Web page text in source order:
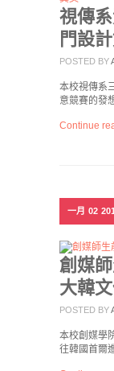
視傳
門設
POSTED BY
本校視傳系
意競賽的發
Continue
一月 02
創媒
大韓
POSTED BY
本校創媒學
往韓國首爾